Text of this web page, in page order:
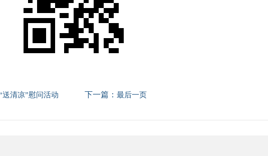
清凉”慰问活动 下一篇： 最后一页